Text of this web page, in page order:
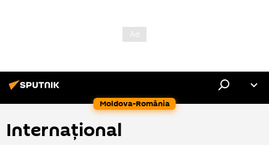
Moldova-România
Internaţional